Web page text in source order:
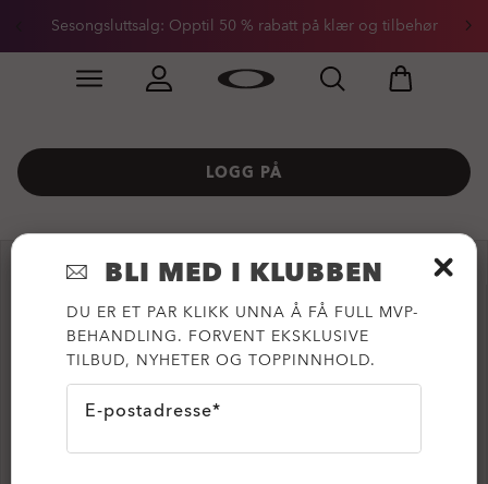
Skip to
Sesongsluttsalg: Opptil 50 % rabatt på klær og tilbehør
Slide 2 of 3. Sesongsluttsalg: Opptil 50 % rabatt på
LOGG PÅ
OPPRETT EN NY KONTO
BLI MED I KLUBBEN
DU ER ET PAR KLIKK UNNA Å FÅ FULL MVP-
BEHANDLING. FORVENT EKSKLUSIVE
TILBUD, NYHETER OG TOPPINNHOLD.
E-postadresse*